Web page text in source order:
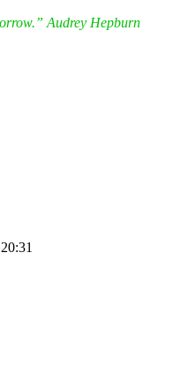
Audrey Hepburn